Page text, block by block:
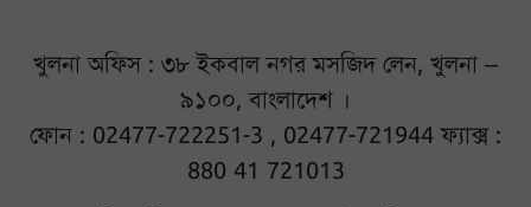
খুলনা অফিস : ৩৮ ইকবাল নগর মসজিদ লেন, খুলনা –
৯১০০, বাংলাদেশ ।
ফোন : 02477-722251-3 , 02477-721944 ফ্যাক্স :
880 41 721013